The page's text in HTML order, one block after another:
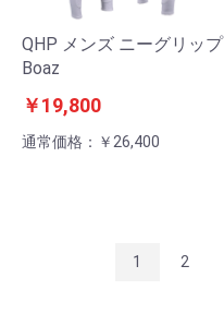
QHP メンズ ニーグリップ
Boaz
￥19,800
通常価格：￥26,400
1 2